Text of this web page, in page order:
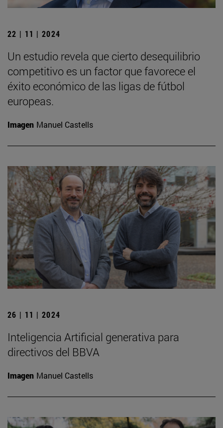
22 | 11 | 2024
Un estudio revela que cierto desequilibrio
competitivo es un factor que favorece el
éxito económico de las ligas de fútbol
europeas.
Imagen Manuel Castells
26 | 11 | 2024
Inteligencia Artificial generativa para
directivos del BBVA
Imagen Manuel Castells